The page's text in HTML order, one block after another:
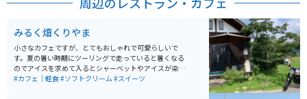
休憩することができます。
みるく畑くりやま
小さなカフェですが、とてもおしゃれで可愛らしいで
す。夏の暑い時期にツーリングで走っていると暑くなる
のでアイスを求めて入るとシャーベットやアイスが染み
渡ります。お店の雰囲気もいいので、ぜひ立ち寄ってみ
#カフェ｜軽食#ソフトクリーム#スイーツ